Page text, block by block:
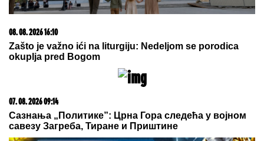
08. 08. 2026 16:10
Zašto je važno ići na liturgiju: Nedeljom se porodica
okuplja pred Bogom
07. 08. 2026 09:14
Сазнања „Политике”: Црна Гора следећа у војном
савезу Загреба, Тиране и Приштине